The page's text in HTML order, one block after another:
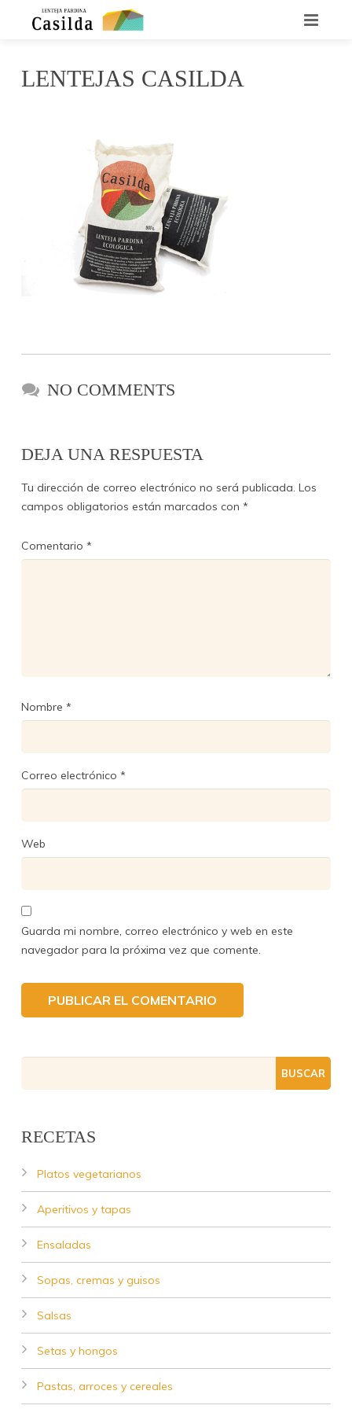
DÓNDE ENCONTRARNOS
CONTACTO
NOTICIAS
LENTEJAS CASILDA
NO COMMENTS
DEJA UNA RESPUESTA
Tu dirección de correo electrónico no será publicada. Los
campos obligatorios están marcados con *
Comentario *
Nombre *
Correo electrónico *
Web
Guarda mi nombre, correo electrónico y web en este
navegador para la próxima vez que comente.
RECETAS
Platos vegetarianos
Aperitivos y tapas
Ensaladas
Sopas, cremas y guisos
Salsas
Setas y hongos
Pastas, arroces y cereales